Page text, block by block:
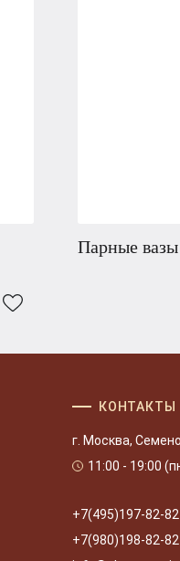
Парные
КОНТАКТЫ
г. Москва,
11:00 - 19:00
+7(495)197-82-82
+7(980)198-82-